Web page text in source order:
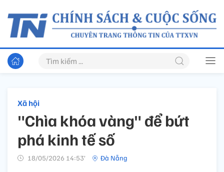
Xã hội
"Chìa khóa vàng" để bứt
phá kinh tế số
18/05/2026 14:53’ Đà Nẵng